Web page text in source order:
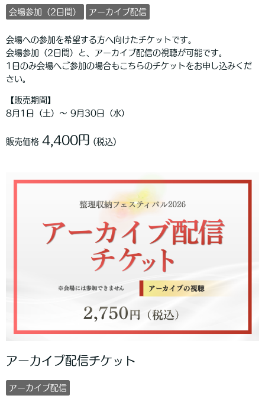
会場参加（2日間） アーカイブ配信
会場への参加を希望する方へ向けたチケットです。
会場参加（2日間）と、アーカイブ配信の視聴が可能です。
1日のみ会場へご参加の場合もこちらのチケットをお申し込みくだ
さい。
【販売期間】
8月1日（土）〜 9月30日（水）
販売価格 4,400円 (税込)
アーカイブ配信チケット
アーカイブ配信